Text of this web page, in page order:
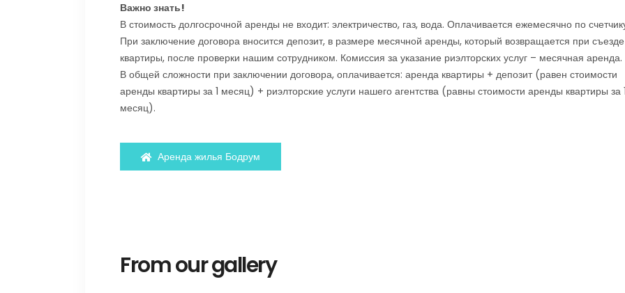
Важно знать!
В стоимость долгосрочной аренды не входит: электричество, газ, вода. Оплачивается ежемесячно по
При заключение договора вносится депозит, в размере месячной аренды, который возвращается при
квартиры, после проверки нашим сотрудником. Комиссия за указание риэлторских услуг – месячная аренда.
В общей сложности при заключении договора, оплачивается: аренда квартиры + депозит (равен стоимости
аренды квартиры за 1 месяц) + риэлторские услуги нашего агентства (равны стоимости аренды квартиры за
месяц).
Аренда жилья Бодрум
From our gallery